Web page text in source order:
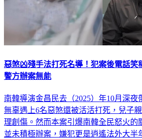
惡煞凶殘手法打死名導！犯案後電話
警方辦案無能
南韓導演金昌民去（2025）年10月深
無辜遇上6名惡煞還被活活打死，兒子
理創傷。然而本案引爆南韓全民怒火的
並未積極辦案，嫌犯更是逍遙法外大半